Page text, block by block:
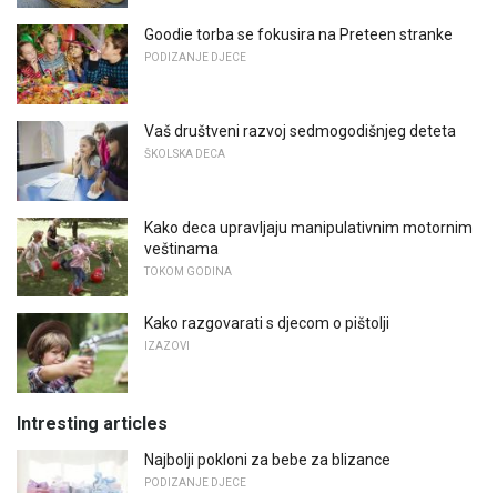
Goodie torba se fokusira na Preteen stranke
PODIZANJE DJECE
Vaš društveni razvoj sedmogodišnjeg deteta
ŠKOLSKA DECA
Kako deca upravljaju manipulativnim motornim
veštinama
TOKOM GODINA
Kako razgovarati s djecom o pištolji
IZAZOVI
Intresting articles
Najbolji pokloni za bebe za blizance
PODIZANJE DJECE